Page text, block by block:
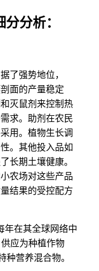
分析：
了强势地位，
面的产量稳定
灭鼠剂来控制热
求。助剂在农民
用。植物生长调
。其他投入品如
长期土壤健康。
农场对这些产品
结果的受控配方
在其全球网络中
应为种植作物
种营养混合物。